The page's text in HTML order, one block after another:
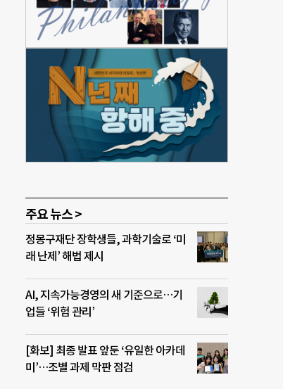
주요 뉴스 >
정몽구재단 장학생들, 과학기술로 ‘미
래 난제’ 해법 제시
AI, 지속가능경영의 새 기준으로…기
업들 ‘위험 관리’
[화보] 최종 발표 앞둔 ‘유일한 아카데
미’…조별 과제 막판 점검